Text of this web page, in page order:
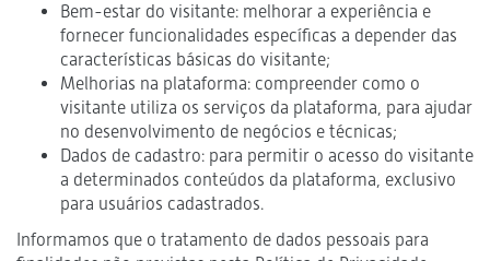
Bem-estar do visitante: melhorar a experiência e
fornecer funcionalidades específicas a depender das
características básicas do visitante;
Melhorias na plataforma: compreender como o
visitante utiliza os serviços da plataforma, para ajudar
no desenvolvimento de negócios e técnicas;
Dados de cadastro: para permitir o acesso do visitante
a determinados conteúdos da plataforma, exclusivo
para usuários cadastrados.
Informamos que o tratamento de dados pessoais para